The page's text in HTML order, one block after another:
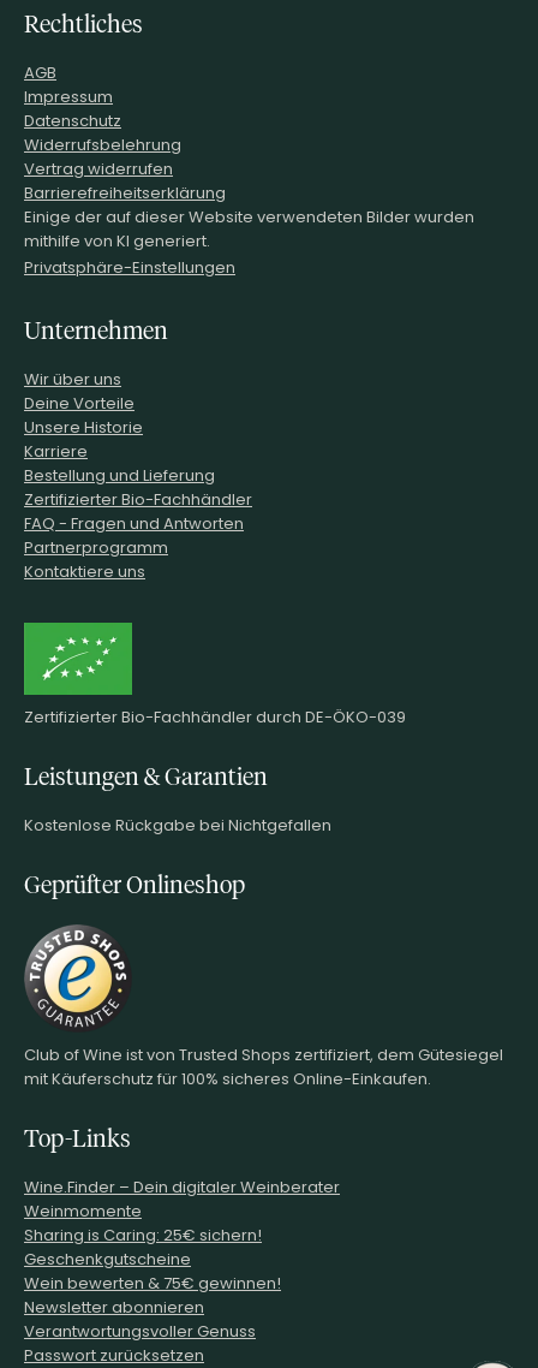
Rechtliches
AGB
Impressum
Datenschutz
Widerrufsbelehrung
Vertrag widerrufen
Barrierefreiheitserklärung
Einige der auf dieser Website verwendeten Bilder wurden
mithilfe von KI generiert.
Privatsphäre-Einstellungen
Unternehmen
Wir über uns
Deine Vorteile
Unsere Historie
Karriere
Bestellung und Lieferung
Zertifizierter Bio-Fachhändler
FAQ - Fragen und Antworten
Partnerprogramm
Kontaktiere uns
Zertifizierter Bio-Fachhändler durch DE-ÖKO-039
Leistungen & Garantien
Kostenlose Rückgabe bei Nichtgefallen
Geprüfter Onlineshop
Club of Wine ist von Trusted Shops zertifiziert, dem Gütesiegel
mit Käuferschutz für 100% sicheres Online-Einkaufen.
Top-Links
Wine.Finder – Dein digitaler Weinberater
Weinmomente
Sharing is Caring: 25€ sichern!
Geschenkgutscheine
Wein bewerten & 75€ gewinnen!
Newsletter abonnieren
Verantwortungsvoller Genuss
Passwort zurücksetzen